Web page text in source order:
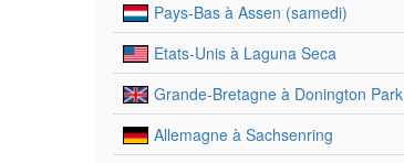
Pays-Bas à Assen (samedi)
Etats-Unis à Laguna Seca
Grande-Bretagne à Donington Park
Allemagne à Sachsenring